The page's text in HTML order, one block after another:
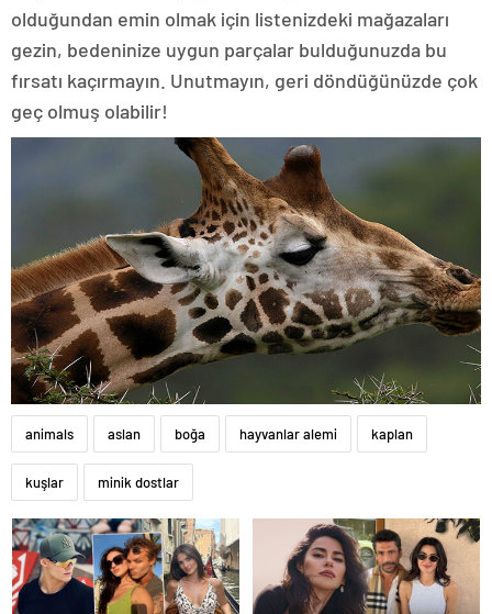
olduğundan emin olmak için listenizdeki mağazaları
gezin, bedeninize uygun parçalar bulduğunuzda bu
fırsatı kaçırmayın. Unutmayın, geri döndüğünüzde çok
geç olmuş olabilir!
animals aslan boğa hayvanlar alemi kaplan
kuşlar minik dostlar